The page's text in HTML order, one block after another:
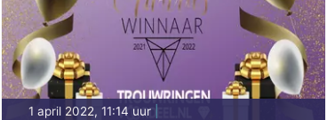
1 april 2022, 11:14 uur|